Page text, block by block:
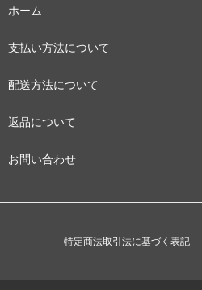
ホーム
支払い方法について
配送方法について
返品について
お問い合わせ
特定商法取引法に基づく表記